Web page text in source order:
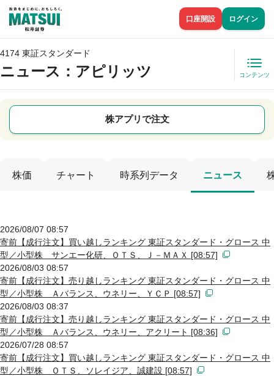
口座開設 ログイン
4174 東証スタンダード
ニュース ：アピリッツ コンテンツ
株アプリで注文
株価 チャート 時系列データ ニュース
2026/08/07 08:57
寄前【成行注文】買い越しランキング 東証スタンダード・グロース 中
型／小型株 サンエー化研、ＯＴＳ、Ｊ－ＭＡＸ [08:57]
2026/08/03 08:57
寄前【成行注文】売り越しランキング 東証スタンダード・グロース 中
型／小型株 Ａバランス、ウネリー、ＹＣＰ [08:57]
2026/08/03 08:37
寄前【成行注文】売り越しランキング 東証スタンダード・グロース 中
型／小型株 Ａバランス、ウネリー、アクリート [08:36]
2026/07/28 08:57
寄前【成行注文】買い越しランキング 東証スタンダード・グロース 中
型／小型株 ＯＴＳ、ソレイジア、誠建設 [08:57]